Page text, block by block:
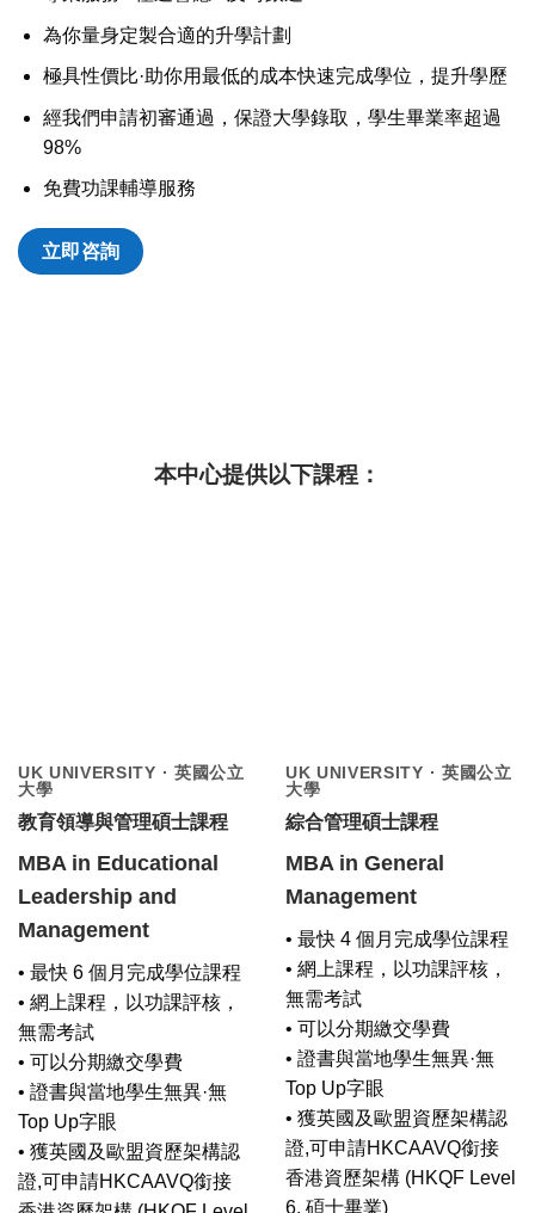
為你量身定製合適的升學計劃
極具性價比·助你用最低的成本快速完成學位，提升學歷
經我們申請初審通過，保證大學錄取，學生畢業率超過
98%
免費功課輔導服務
立即咨詢
本中心提供以下課程：
UK UNIVERSITY · 英國公立
大學
教育領導與管理碩士課程
MBA in Educational
Leadership and
Management
• 最快 6 個月完成學位課程
• 網上課程，以功課評核，
無需考試
• 可以分期繳交學費
• 證書與當地學生無異·無
Top Up字眼
• 獲英國及歐盟資歷架構認
證,可申請HKCAAVQ銜接
UK UNIVERSITY · 英國公立
大學
綜合管理碩士課程
MBA in General
Management
• 最快 4 個月完成學位課程
• 網上課程，以功課評核，
無需考試
• 可以分期繳交學費
• 證書與當地學生無異·無
Top Up字眼
• 獲英國及歐盟資歷架構認
證,可申請HKCAAVQ銜接
香港資歷架構 (HKQF Level
6, 碩士畢業)